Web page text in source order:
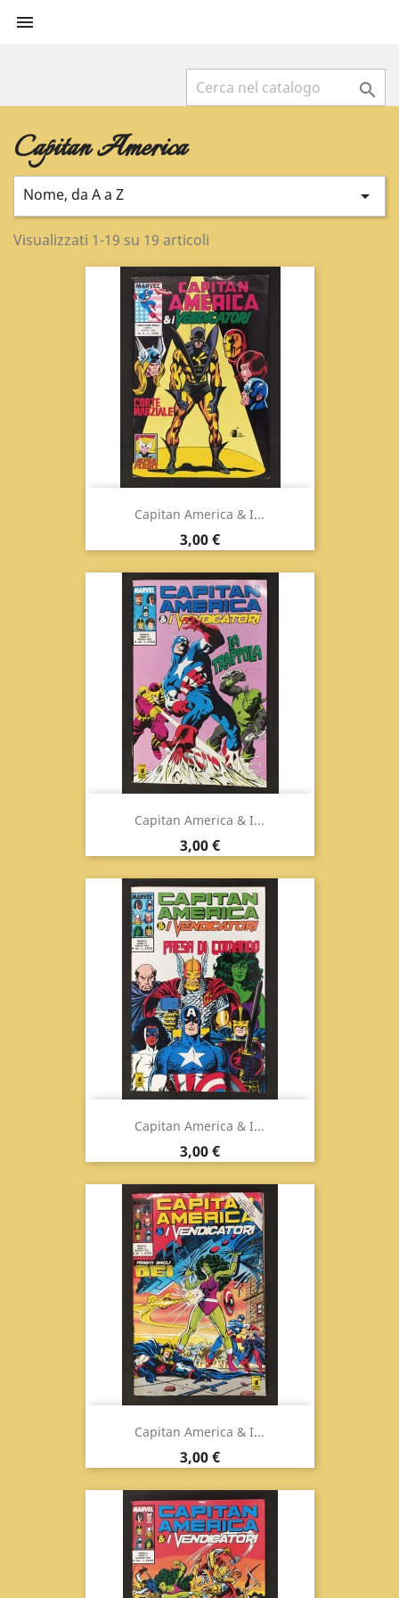


Capitan America
Nome, da A a Z 
Visualizzati 1-19 su 19 articoli
Capitan America & I...
Prezzo
3,00 €
Capitan America & I...
Prezzo
3,00 €
Capitan America & I...
Prezzo
3,00 €
Capitan America & I...
Prezzo
3,00 €